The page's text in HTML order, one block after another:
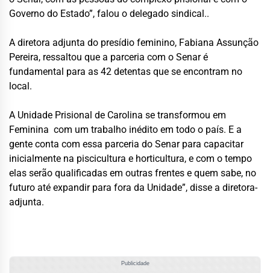
Governo do Estado”, falou o delegado sindical..
A diretora adjunta do presídio feminino, Fabiana Assunção
Pereira, ressaltou que a parceria com o Senar é
fundamental para as 42 detentas que se encontram no
local.
A Unidade Prisional de Carolina se transformou em
Feminina com um trabalho inédito em todo o país. E a
gente conta com essa parceria do Senar para capacitar
inicialmente na piscicultura e horticultura, e com o tempo
elas serão qualificadas em outras frentes e quem sabe, no
futuro até expandir para fora da Unidade”, disse a diretora-
adjunta.
Publicidade